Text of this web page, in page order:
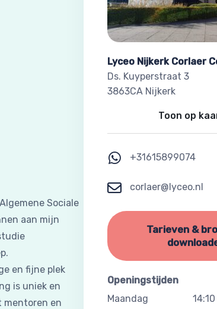
Sociale
aan mijn
en fijne plek
is uniek en
mentoren en
Lyceo Nijkerk Corlaer
Ds. Kuyperstraat 3
3863CA Nijkerk
Toon op
+31615899074
corlaer@lyceo.nl
Tarieven &
Openingstijden
Maandag
14:10